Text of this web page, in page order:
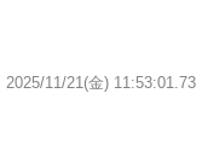
2025/11/21(金) 11:53:01.73